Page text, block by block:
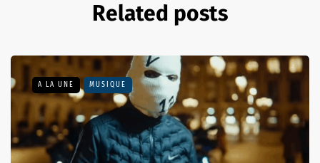
Related posts
A LA UNE MUSIQUE